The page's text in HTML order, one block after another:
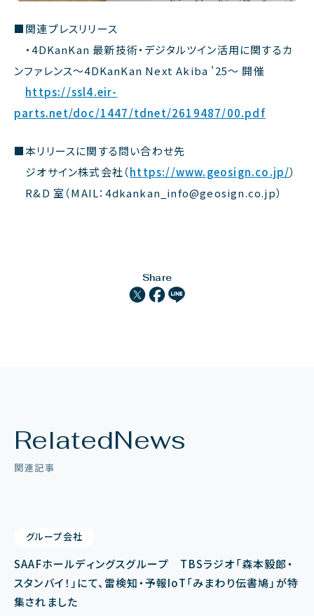
■関連プレスリリース
・4DKanKan 最新技術・デジタルツイン活用に関するカ
ンファレンス～4DKanKan Next Akiba '25～ 開催
https://ssl4.eir-
parts.net/doc/1447/tdnet/2619487/00.pdf
■本リリースに関する問い合わせ先
ジオサイン株式会社（https://www.geosign.co.jp/）
R&D 室（MAIL：4dkankan_info@geosign.co.jp）
Share
RelatedNews
関連記事
グループ会社
SAAFホールディングスグループ TBSラジオ「森本毅郎・
スタンバイ！」にて、雷検知・予報IoT「みまわり伝書鳩」が特
集されました